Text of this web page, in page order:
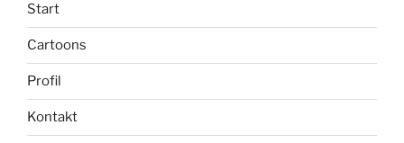
Start
Cartoons
Profil
Kontakt